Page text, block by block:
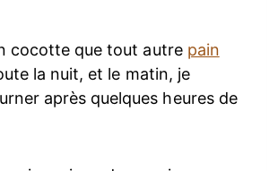
cocotte que tout autre pain
la nuit, et le matin, je
après quelques heures de